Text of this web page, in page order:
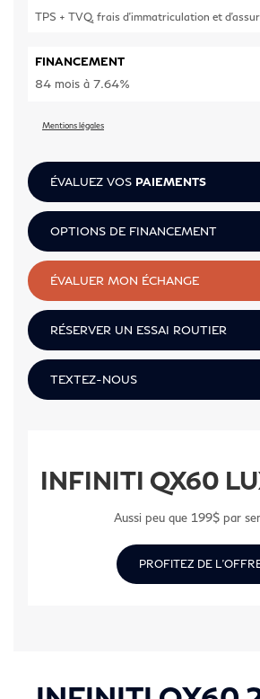
TPS + TVQ, frais d'immatriculation et
FINANCEMENT
84 mois à 7.64%
Mentions légales
ÉVALUEZ VOS PAIEMENTS
OPTIONS DE FINANCEMENT
ÉVALUER MON ÉCHANGE
RÉSERVER UN ESSAI ROUTIER
TEXTEZ-NOUS
INFINITI QX60
Aussi peu que 199$ par
PROFITEZ DE